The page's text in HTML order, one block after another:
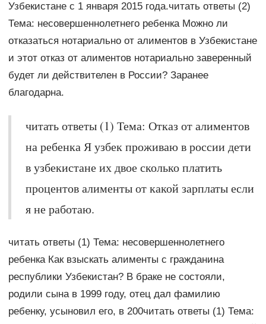
Узбекистане с 1 января 2015 года.читать ответы (2)
Тема: несовершеннолетнего ребенка Можно ли
отказаться нотариально от алиментов в Узбекистане
и этот отказ от алиментов нотариально заверенный
будет ли действителен в России? Заранее
благодарна.
читать ответы (1) Тема: Отказ от алиментов
на ребенка Я узбек проживаю в россии дети
в узбекистане их двое сколько платить
процентов алименты от какой зарплаты если
я не работаю.
читать ответы (1) Тема: несовершеннолетнего
ребенка Как взыскать алименты с гражданина
республики Узбекистан? В браке не состояли,
родили сына в 1999 году, отец дал фамилию
ребенку, усыновил его, в 200читать ответы (1) Тема: